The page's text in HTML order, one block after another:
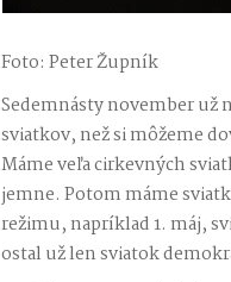
Foto: Peter Župník
Sedemnásty november už
sviatkov, než si môžeme
Máme veľa cirkevných
jemne. Potom máme
režimu, napríklad 1. máj,
ostal už len sviatok